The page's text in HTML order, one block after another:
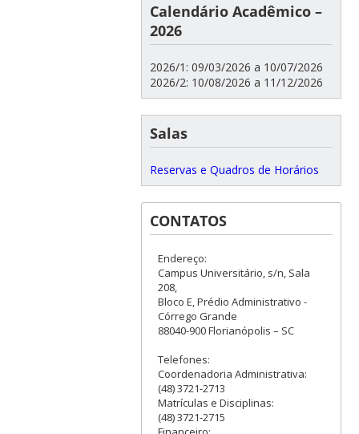
Calendário Acadêmico –
2026
2026/1: 09/03/2026 a 10/07/2026
2026/2: 10/08/2026 a 11/12/2026
Salas
Reservas e Quadros de Horários
CONTATOS
Endereço:
Campus Universitário, s/n, Sala
208,
Bloco E, Prédio Administrativo -
Córrego Grande
88040-900 Florianópolis – SC
Telefones:
Coordenadoria Administrativa:
(48) 3721-2713
Matrículas e Disciplinas:
(48) 3721-2715